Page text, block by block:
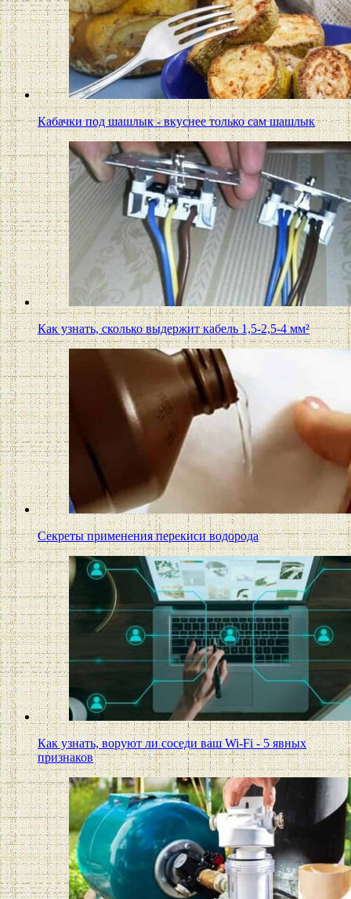
Кабачки под шашлык - вкуснее только сам шашлык
Как узнать, сколько выдержит кабель 1,5-2,5-4 мм²
Секреты применения перекиси водорода
Как узнать, воруют ли соседи ваш Wi-Fi - 5 явных
признаков